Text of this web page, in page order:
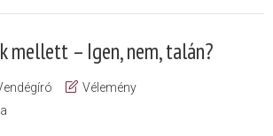
mellett – Igen, nem, talán?
Vélemény